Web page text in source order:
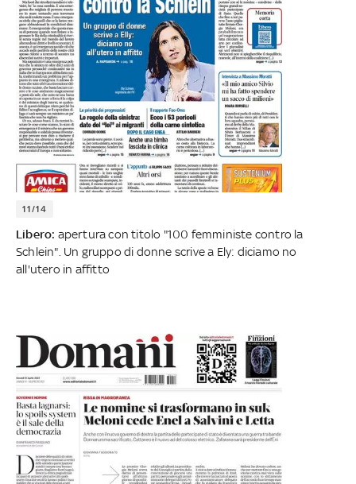
11/14
Libero: apertura con titolo "100 femministe contro la
Schlein". Un gruppo di donne scrive a Ely: diciamo no
all'utero in affitto